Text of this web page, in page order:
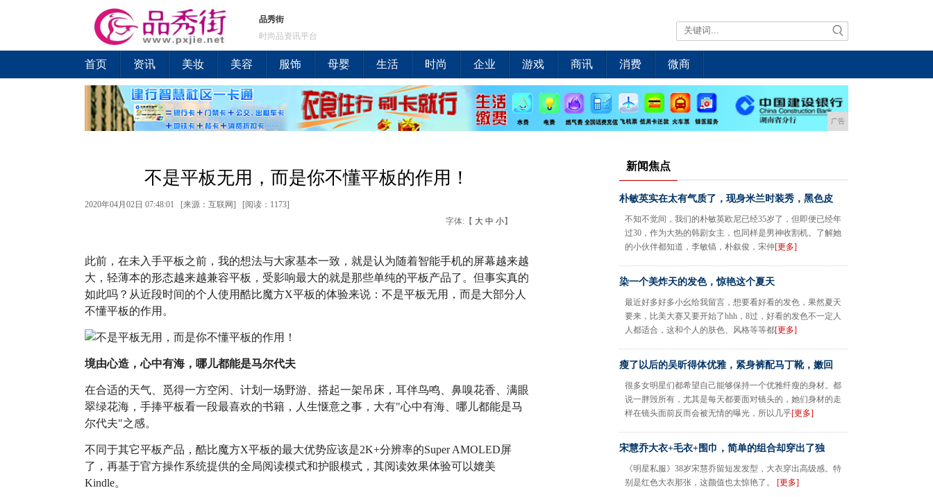
品秀街
时尚品资讯平台
首页 资讯 美妆 美容 服饰 母婴 生活 时尚 企业 游戏 商讯 消费 微商
广告
不是平板无用，而是你不懂平板的作用！
2020年04月02日 07:48:01 [来源：互联网] [阅读：1173]
字体:【 大 中 小】
此前，在未入手平板之前，我的想法与大家基本一致，就是认为随着智能手机的屏幕越来越
大，轻薄本的形态越来越兼容平板，受影响最大的就是那些单纯的平板产品了。但事实真的
如此吗？从近段时间的个人使用酷比魔方X平板的体验来说：不是平板无用，而是大部分人
不懂平板的作用。
境由心造，心中有海，哪儿都能是马尔代夫
在合适的天气、觅得一方空闲、计划一场野游、搭起一架吊床，耳伴鸟鸣、鼻嗅花香、满眼
翠绿花海，手捧平板看一段最喜欢的书籍，人生惬意之事，大有"心中有海、哪儿都能是马
尔代夫"之感。
不同于其它平板产品，酷比魔方X平板的最大优势应该是2K+分辨率的Super AMOLED屏
了，再基于官方操作系统提供的全局阅读模式和护眼模式，其阅读效果体验可以媲美
Kindle。
新闻焦点
朴敏英实在太有气质了，现身米兰时装秀，黑色皮
不知不觉间，我们的朴敏英欧尼已经35岁了，但即便已经年
过30，作为大热的韩剧女主，也同样是男神收割机。了解她
的小伙伴都知道，李敏镐，朴叙俊，宋仲[更多]
染一个美炸天的发色，惊艳这个夏天
最近好多好多小幺给我留言，想要看好看的发色，果然夏天
要来，比美大赛又要开始了hhh，8过，好看的发色不一定人
人都适合，这和个人的肤色、风格等等都[更多]
瘦了以后的吴昕得体优雅，紧身裤配马丁靴，嫩回
很多女明星们都希望自己能够保持一个优雅纤瘦的身材。都
说一胖毁所有，尤其是每天都要面对镜头的，她们身材的走
样在镜头面前反而会被无情的曝光，所以几乎[更多]
宋慧乔大衣+毛衣+围巾，简单的组合却穿出了独
《明星私服》38岁宋慧乔留短发发型，大衣穿出高级感。特
别是红色大衣那张，这颜值也太惊艳了。 [更多]